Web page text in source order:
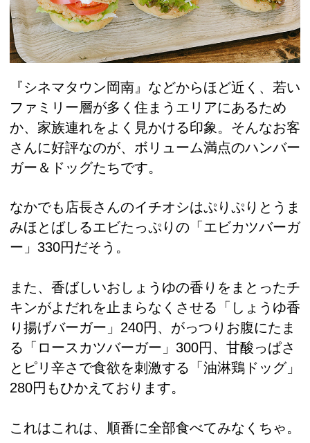
『シネマタウン岡南』などからほど近く、若い
ファミリー層が多く住まうエリアにあるため
か、家族連れをよく見かける印象。そんなお客
さんに好評なのが、ボリューム満点のハンバー
ガー＆ドッグたちです。
なかでも店長さんのイチオシはぷりぷりとうま
みほとばしるエビたっぷりの「エビカツバーガ
ー」330円だそう。
また、香ばしいおしょうゆの香りをまとったチ
キンがよだれを止まらなくさせる「しょうゆ香
り揚げバーガー」240円、がっつりお腹にたま
る「ロースカツバーガー」300円、甘酸っぱさ
とピリ辛さで食欲を刺激する「油淋鶏ドッグ」
280円もひかえております。
これはこれは、順番に全部食べてみなくちゃ。